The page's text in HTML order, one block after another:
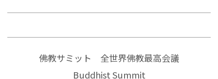
佛教サミット 全世界佛教最高会議
Buddhist Summit